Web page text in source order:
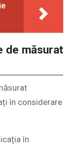
de măsurat
în considerare
în